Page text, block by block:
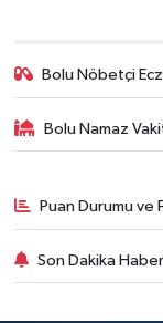
Bolu Nöbetçi
Bolu Namaz
Puan Durumu ve
Son Dakika